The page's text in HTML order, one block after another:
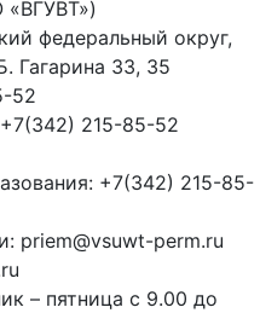
федеральный округ,
Гагарина 33, 35
52
215-85-52
+7(342) 215-85-
priem@vsuwt-perm.ru
– пятница с 9.00 до